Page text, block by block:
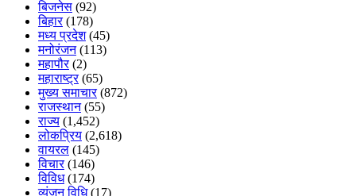
बिजनेस (92)
बिहार(178)
मध्य प्रदेश(45)
मनोरंजन(113)
महापौर(2)
महाराष्ट्र(65)
मुख्य समाचार(872)
राजस्थान(55)
राज्य (1,452)
लोकप्रिय (2,618)
वायरल (145)
विचार(146)
विविध(174)
व्यंजन विधि(17)